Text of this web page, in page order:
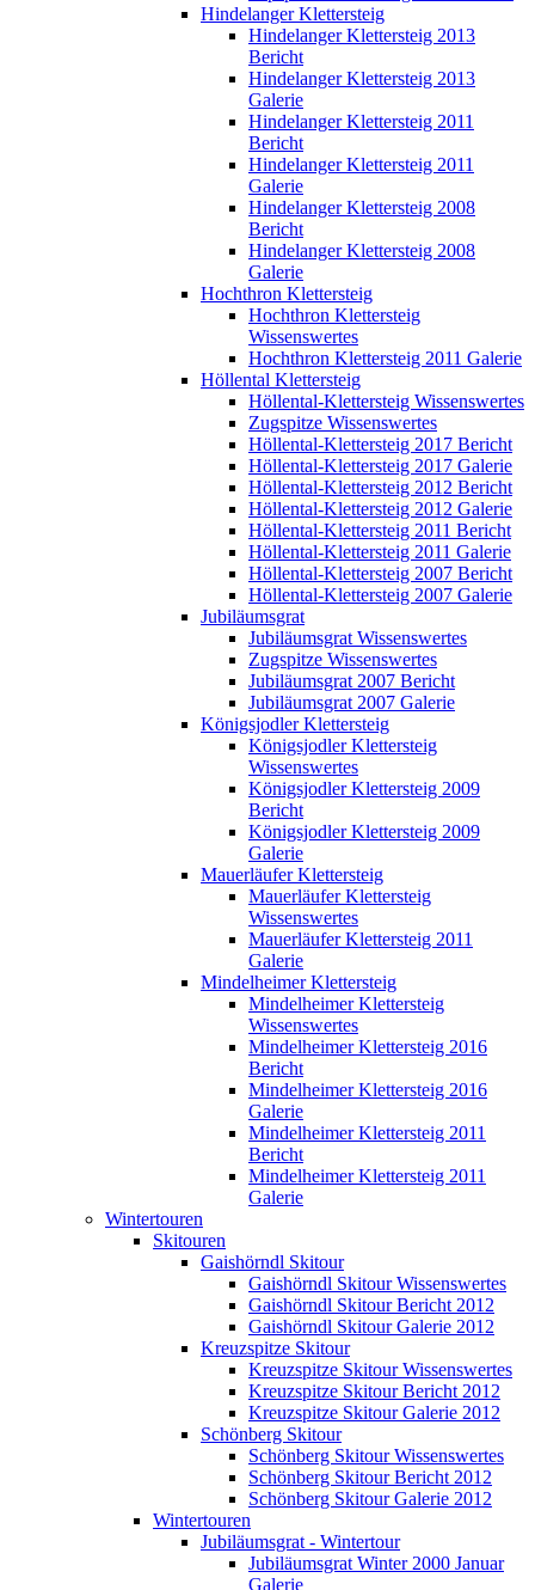
Hindelanger Klettersteig
Hindelanger Klettersteig 2013
Bericht
Hindelanger Klettersteig 2013
Galerie
Hindelanger Klettersteig 2011
Bericht
Hindelanger Klettersteig 2011
Galerie
Hindelanger Klettersteig 2008
Bericht
Hindelanger Klettersteig 2008
Galerie
Hochthron Klettersteig
Hochthron Klettersteig
Wissenswertes
Hochthron Klettersteig 2011 Galerie
Höllental Klettersteig
Höllental-Klettersteig Wissenswertes
Zugspitze Wissenswertes
Höllental-Klettersteig 2017 Bericht
Höllental-Klettersteig 2017 Galerie
Höllental-Klettersteig 2012 Bericht
Höllental-Klettersteig 2012 Galerie
Höllental-Klettersteig 2011 Bericht
Höllental-Klettersteig 2011 Galerie
Höllental-Klettersteig 2007 Bericht
Höllental-Klettersteig 2007 Galerie
Jubiläumsgrat
Jubiläumsgrat Wissenswertes
Zugspitze Wissenswertes
Jubiläumsgrat 2007 Bericht
Jubiläumsgrat 2007 Galerie
Königsjodler Klettersteig
Königsjodler Klettersteig
Wissenswertes
Königsjodler Klettersteig 2009
Bericht
Königsjodler Klettersteig 2009
Galerie
Mauerläufer Klettersteig
Mauerläufer Klettersteig
Wissenswertes
Mauerläufer Klettersteig 2011
Galerie
Mindelheimer Klettersteig
Mindelheimer Klettersteig
Wissenswertes
Mindelheimer Klettersteig 2016
Bericht
Mindelheimer Klettersteig 2016
Galerie
Mindelheimer Klettersteig 2011
Bericht
Mindelheimer Klettersteig 2011
Galerie
Wintertouren
Skitouren
Gaishörndl Skitour
Gaishörndl Skitour Wissenswertes
Gaishörndl Skitour Bericht 2012
Gaishörndl Skitour Galerie 2012
Kreuzspitze Skitour
Kreuzspitze Skitour Wissenswertes
Kreuzspitze Skitour Bericht 2012
Kreuzspitze Skitour Galerie 2012
Schönberg Skitour
Schönberg Skitour Wissenswertes
Schönberg Skitour Bericht 2012
Schönberg Skitour Galerie 2012
Wintertouren
Jubiläumsgrat - Wintertour
Jubiläumsgrat Winter 2000 Januar
Galerie